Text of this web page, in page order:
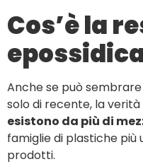
Cos’è la
Anche se può
solo di recente, la
esistono da più di
famiglie di plastiche più
prodotti.